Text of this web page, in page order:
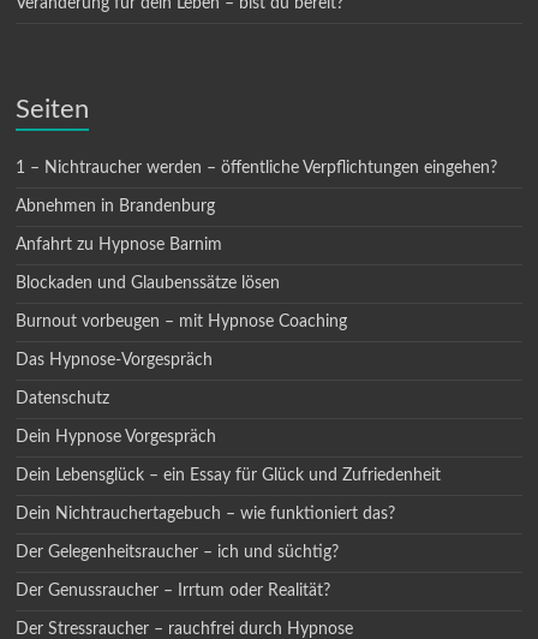
Veränderung für dein Leben – bist du bereit?
Seiten
1 – Nichtraucher werden – öffentliche Verpflichtungen eingehen?
Abnehmen in Brandenburg
Anfahrt zu Hypnose Barnim
Blockaden und Glaubenssätze lösen
Burnout vorbeugen – mit Hypnose Coaching
Das Hypnose-Vorgespräch
Datenschutz
Dein Hypnose Vorgespräch
Dein Lebensglück – ein Essay für Glück und Zufriedenheit
Dein Nichtrauchertagebuch – wie funktioniert das?
Der Gelegenheitsraucher – ich und süchtig?
Der Genussraucher – Irrtum oder Realität?
Der Stressraucher – rauchfrei durch Hypnose